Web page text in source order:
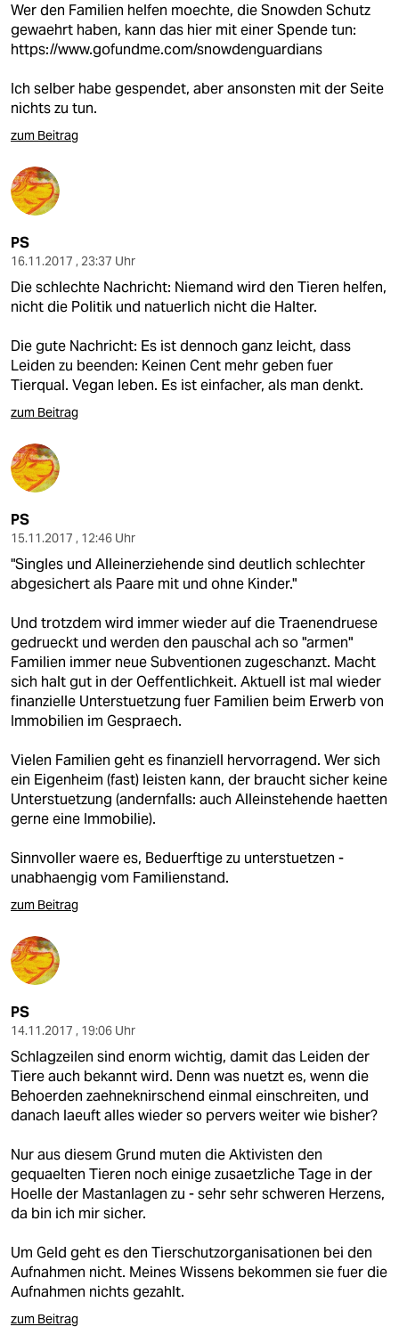
Wer den Familien helfen moechte, die Snowden Schutz
gewaehrt haben, kann das hier mit einer Spende tun:
https://www.gofundme.com/snowdenguardians
Ich selber habe gespendet, aber ansonsten mit der Seite
nichts zu tun.
zum Beitrag
PS
16.11.2017 , 23:37 Uhr
Die schlechte Nachricht: Niemand wird den Tieren helfen,
nicht die Politik und natuerlich nicht die Halter.
Die gute Nachricht: Es ist dennoch ganz leicht, dass
Leiden zu beenden: Keinen Cent mehr geben fuer
Tierqual. Vegan leben. Es ist einfacher, als man denkt.
zum Beitrag
PS
15.11.2017 , 12:46 Uhr
"Singles und Alleinerziehende sind deutlich schlechter
abgesichert als Paare mit und ohne Kinder."
Und trotzdem wird immer wieder auf die Traenendruese
gedrueckt und werden den pauschal ach so "armen"
Familien immer neue Subventionen zugeschanzt. Macht
sich halt gut in der Oeffentlichkeit. Aktuell ist mal wieder
finanzielle Unterstuetzung fuer Familien beim Erwerb von
Immobilien im Gespraech.
Vielen Familien geht es finanziell hervorragend. Wer sich
ein Eigenheim (fast) leisten kann, der braucht sicher keine
Unterstuetzung (andernfalls: auch Alleinstehende haetten
gerne eine Immobilie).
Sinnvoller waere es, Beduerftige zu unterstuetzen -
unabhaengig vom Familienstand.
zum Beitrag
PS
14.11.2017 , 19:06 Uhr
Schlagzeilen sind enorm wichtig, damit das Leiden der
Tiere auch bekannt wird. Denn was nuetzt es, wenn die
Behoerden zaehneknirschend einmal einschreiten, und
danach laeuft alles wieder so pervers weiter wie bisher?
Nur aus diesem Grund muten die Aktivisten den
gequaelten Tieren noch einige zusaetzliche Tage in der
Hoelle der Mastanlagen zu - sehr sehr schweren Herzens,
da bin ich mir sicher.
Um Geld geht es den Tierschutzorganisationen bei den
Aufnahmen nicht. Meines Wissens bekommen sie fuer die
Aufnahmen nichts gezahlt.
zum Beitrag